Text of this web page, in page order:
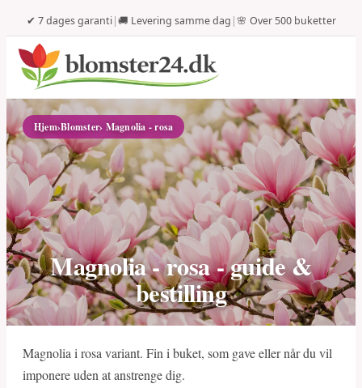
✔ 7 dages garanti|🚚 Levering samme dag |🌸 Over 500 buketter
Hjem›Blomster› Magnolia - rosa
Magnolia - rosa - guide &
bestilling
Magnolia i rosa variant. Fin i buket, som gave eller når du vil
imponere uden at anstrenge dig.